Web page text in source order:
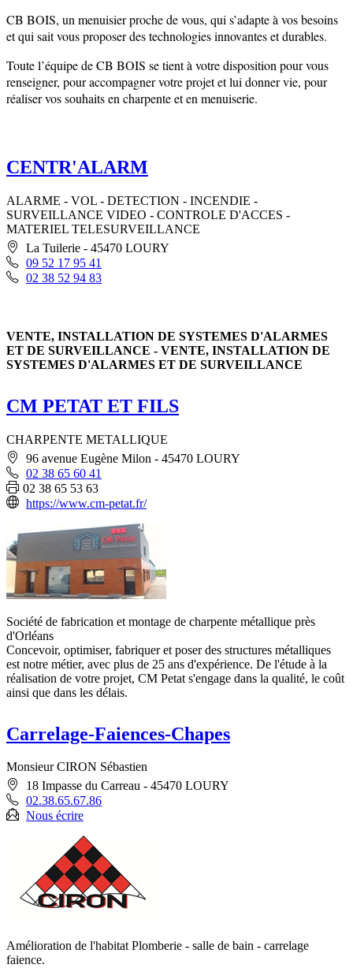
CB BOIS, un menuisier proche de vous, qui s’adapte à vos besoins
et qui sait vous proposer des technologies innovantes et durables.
Toute l’équipe de CB BOIS se tient à votre disposition pour vous
renseigner, pour accompagner votre projet et lui donner vie, pour
réaliser vos souhaits en charpente et en menuiserie.
CENTR'ALARM
ALARME - VOL - DETECTION - INCENDIE -
SURVEILLANCE VIDEO - CONTROLE D'ACCES -
MATERIEL TELESURVEILLANCE
La Tuilerie - 45470 LOURY
09 52 17 95 41
02 38 52 94 83
VENTE, INSTALLATION DE SYSTEMES D'ALARMES
ET DE SURVEILLANCE - VENTE, INSTALLATION DE
SYSTEMES D'ALARMES ET DE SURVEILLANCE
CM PETAT ET FILS
CHARPENTE METALLIQUE
96 avenue Eugène Milon - 45470 LOURY
02 38 65 60 41
02 38 65 53 63
https://www.cm-petat.fr/
Société de fabrication et montage de charpente métallique près
d'Orléans
Concevoir, optimiser, fabriquer et poser des structures métalliques
est notre métier, avec plus de 25 ans d'expérience. De l'étude à la
réalisation de votre projet, CM Petat s'engage dans la qualité, le coût
ainsi que dans les délais.
Carrelage-Faiences-Chapes
Monsieur CIRON Sébastien
18 Impasse du Carreau - 45470 LOURY
02.38.65.67.86
Nous écrire
Amélioration de l'habitat Plomberie - salle de bain - carrelage
faience.